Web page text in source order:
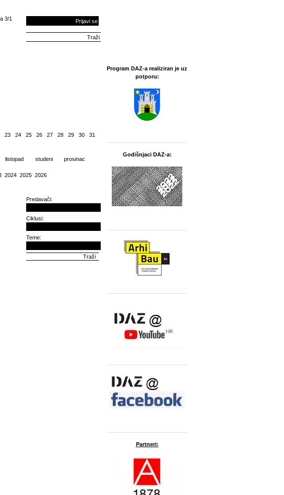
3/1
Prijavi se
23 24 25 26 27 28 29 30 31
listopad studeni prosinac
2024 2025 2026
Predavači:
Ciklusi:
Teme:
Program DAZ-a realiziran je uz
potporu:
Godišnjaci DAZ-a:
Partneri: